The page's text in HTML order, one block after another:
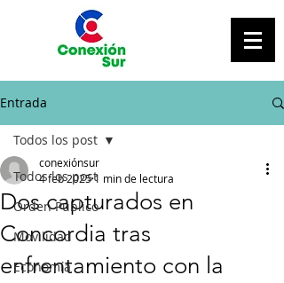
Entrada
Todos los post
Orden Público
Movilidad
Economía
Todos los post
Dos capturados en
Concordia tras
enfrentamiento con la
conexiónsur
4 feb 20251 min de lectura